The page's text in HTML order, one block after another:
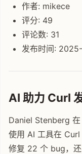
作者: mikece
评分: 49
评论数: 31
发布时间:
AI 助力 Curl
Daniel Stenberg
使用 AI 工具在
修复 22 个 bug，